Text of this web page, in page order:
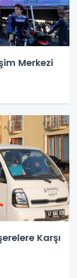
Merkezi
Karşı